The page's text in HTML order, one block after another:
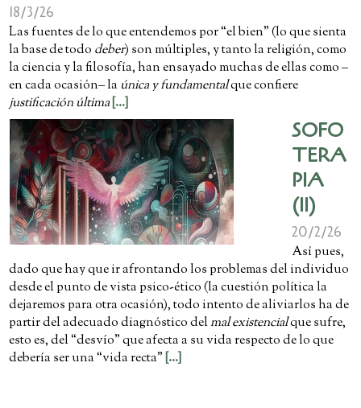
18/3/26
Las fuentes de lo que entendemos por “el bien” (lo que sienta
la base de todo deber) son múltiples, y tanto la religión, como
la ciencia y la filosofía, han ensayado muchas de ellas como ‒
en cada ocasión‒ la única y fundamentalque confiere
justificación última [...]
SOFO
TERA
PIA
(II)
20/2/26
Así pues,
dado que hay que ir afrontando los problemas del individuo
desde el punto de vista psico-ético (la cuestión política la
dejaremos para otra ocasión), todo intento de aliviarlos ha de
partir del adecuado diagnóstico delmal existencialque sufre,
esto es, del “desvío” que afecta a su vida respecto de lo que
debería ser una “vida recta” [...]